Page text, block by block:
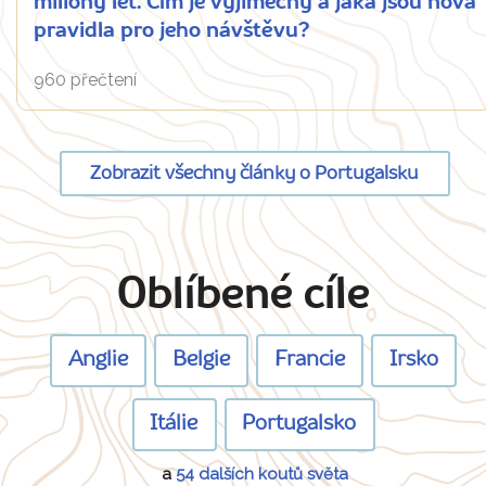
pravidla pro jeho návštěvu?
960 přečtení
Zobrazit všechny články o Portugalsku
Oblíbené cíle
Anglie Belgie Francie Irsko
Itálie Portugalsko
a54 dalších koutů světa